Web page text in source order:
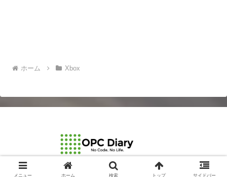
ホーム Xbox
© 2003-2026 OPCDiary.
メニュー ホーム 検索 トップ サイドバー